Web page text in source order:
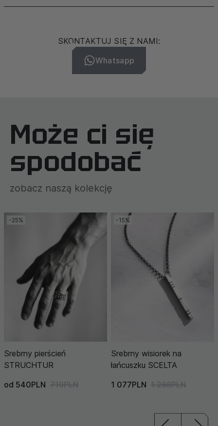
SKONTAKTUJ SIĘ Z NAMI:
Whatsapp
Może ci się
spodobać
zobacz naszą kolekcję
-25%
Srebrny pierścień
STRUCHTUR
od 540PLN 719PLN
-15%
Srebrny wisiorek na
łańcuszku SCELTA
1 077PLN 1 266PLN